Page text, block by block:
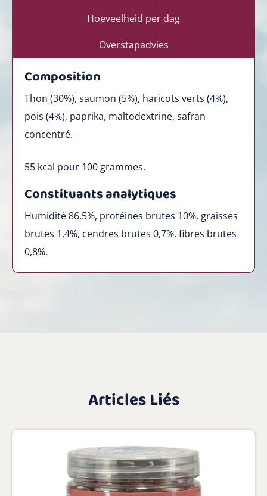
Hoeveelheid per dag
Overstapadvies
Composition
Thon (30%), saumon (5%), haricots verts (4%),
pois (4%), paprika, maltodextrine, safran
concentré.
55 kcal pour 100 grammes.
Constituants analytiques
Humidité 86,5%, protéines brutes 10%, graisses
brutes 1,4%, cendres brutes 0,7%, fibres brutes
0,8%.
Articles Liés